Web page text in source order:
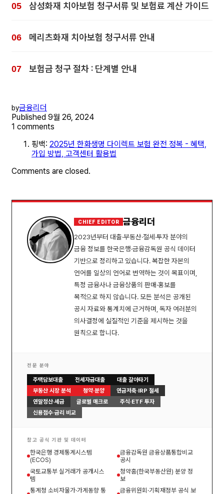
삼성화재 치아보험 청구서류 및 보험료 계산 가이드
메리츠화재 치아보험 청구서류 안내
보험금 청구 절차 : 단계별 안내
by금융리더
Published 9월 26, 2024
1 comments
핑백: 2025년 한화생명 다이렉트 보험 완전 정복 - 혜택,
가입 방법, 고객센터 활용법
Comments are closed.
CHIEF EDITOR 금융리더
2023년부터 대출·부동산·절세·투자 분야의
금융 정보를 한국은행·금융감독원 공식 데이터
기반으로 정리하고 있습니다. 복잡한 자본의
언어를 일상의 언어로 번역하는 것이 목표이며,
특정 금융사나 금융상품의 판매·홍보를
목적으로 하지 않습니다. 모든 분석은 공개된
공시 자료와 통계치에 근거하며, 독자 여러분의
의사결정에 실질적인 기준을 제시하는 것을
원칙으로 합니다.
전문 분야
주택담보대출 전세자금대출
대출 갈아타기
부동산 시장 분석
청약·분양
연금저축·IRP 절세
연말정산·세금
글로벌 매크로
주식·ETF 투자
신용점수·금리 비교
참고 공식 기관 및 데이터
한국은행 경제통계시스템
(ECOS)
금융감독원 금융상품통합비교
공시
국토교통부 실거래가 공개시스
템
청약홈(한국부동산원) 분양 정
보
통계청 소비자물가·가계동향 통
금융위원회·기획재정부 공식 보